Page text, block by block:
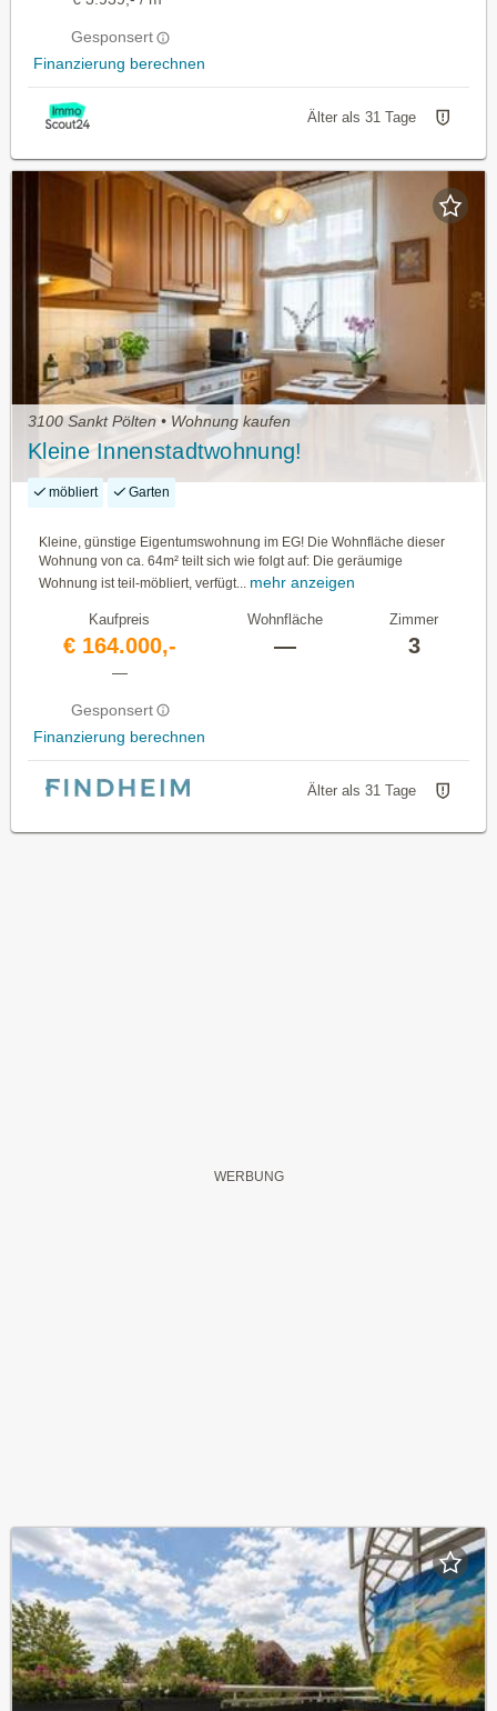
Gesponsert
Finanzierung berechnen
Älter als 31 Tage
3100 Sankt Pölten • Wohnung kaufen
Kleine Innenstadtwohnung!
möbliert Garten
Kleine, günstige Eigentumswohnung im EG! Die Wohnfläche dieser
Wohnung von ca. 64m² teilt sich wie folgt auf: Die geräumige
Wohnung ist teil-möbliert, verfügt... mehr anzeigen
Kaufpreis
€ 164.000,-
—
Gesponsert
Finanzierung berechnen
Wohnfläche
—
Zimmer
3
Älter als 31 Tage